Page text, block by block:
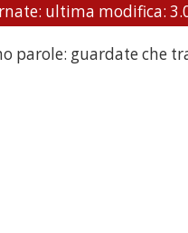
ultima modifica:
parole: guardate che